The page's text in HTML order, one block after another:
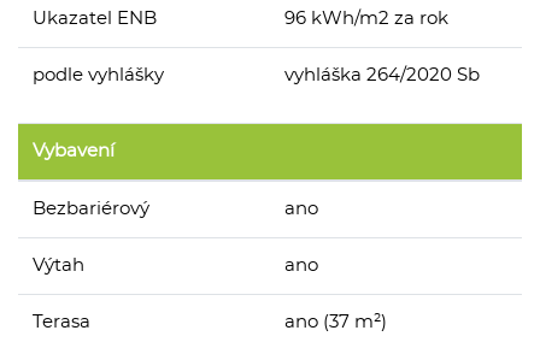
Ukazatel ENB 96 kWh/m2 za rok
podle vyhlášky vyhláška 264/2020 Sb
Vybavení
Bezbariérový ano
Výtah ano
Terasa ano (37 m²)